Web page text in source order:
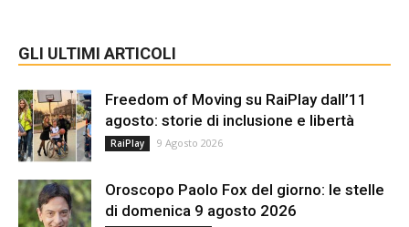
GLI ULTIMI ARTICOLI
Freedom of Moving su RaiPlay dall’11
agosto: storie di inclusione e libertà
RaiPlay 9 Agosto 2026
Oroscopo Paolo Fox del giorno: le stelle
di domenica 9 agosto 2026